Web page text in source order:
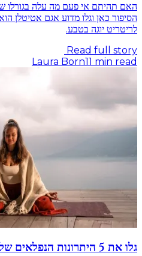
האם תהיתם אי פעם מה עלה בגורלו
הסיפור כאן וגלו מדוע אגם אטיטלן
לריטריט יוגה בטבע.
Read full story
Laura Born11 min read
גלו את 5 היתרונות הנפלאים של יוגה סומטית למתחילים